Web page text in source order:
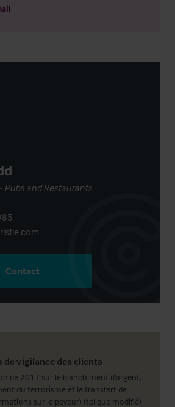
de vigilance des clients
de 2017 sur le blanchiment d'argent,
du terrorisme et le transfert de
sur le payeur) (tel que modifié)
Pubs and Restaurants
Contact